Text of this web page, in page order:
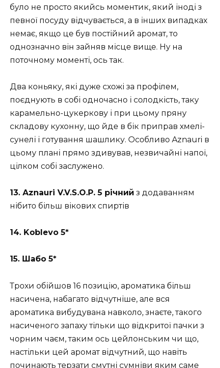
було не просто якийсь моментик, який іноді з
певної посуду відчувається, а в інших випадках
немає, якщо це був постійний аромат, то
однозначно він зайняв місце вище. Ну на
поточному моменті, ось так.
Два коньяку, які дуже схожі за профілем,
поєднують в собі одночасно і солодкість, таку
карамельно-цукеркову і при цьому пряну
складову кухонну, що йде в бік приправ хмелі-
сунелі і готування шашлику. Особливо Aznauri в
цьому плані прямо здивував, незвичайні напої,
цілком собі заслужено.
13. Aznauri V.V.S.O.P. 5 річний з додаванням
нібито більш вікових спиртів
14. Koblevo 5*
15. Шабо 5*
Трохи обійшов 16 позицію, ароматика більш
насичена, набагато відчутніше, але вся
ароматика вибудувана навколо, знаєте, такого
насиченого запаху тільки що відкритої пачки з
чорним чаєм, таким ось цейлонським чи що,
настільки цей аромат відчутний, що навіть
починають терзати смутні сумніви яким саме